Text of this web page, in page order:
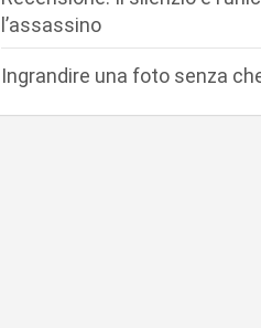
l’assassino
Ingrandire una foto senza